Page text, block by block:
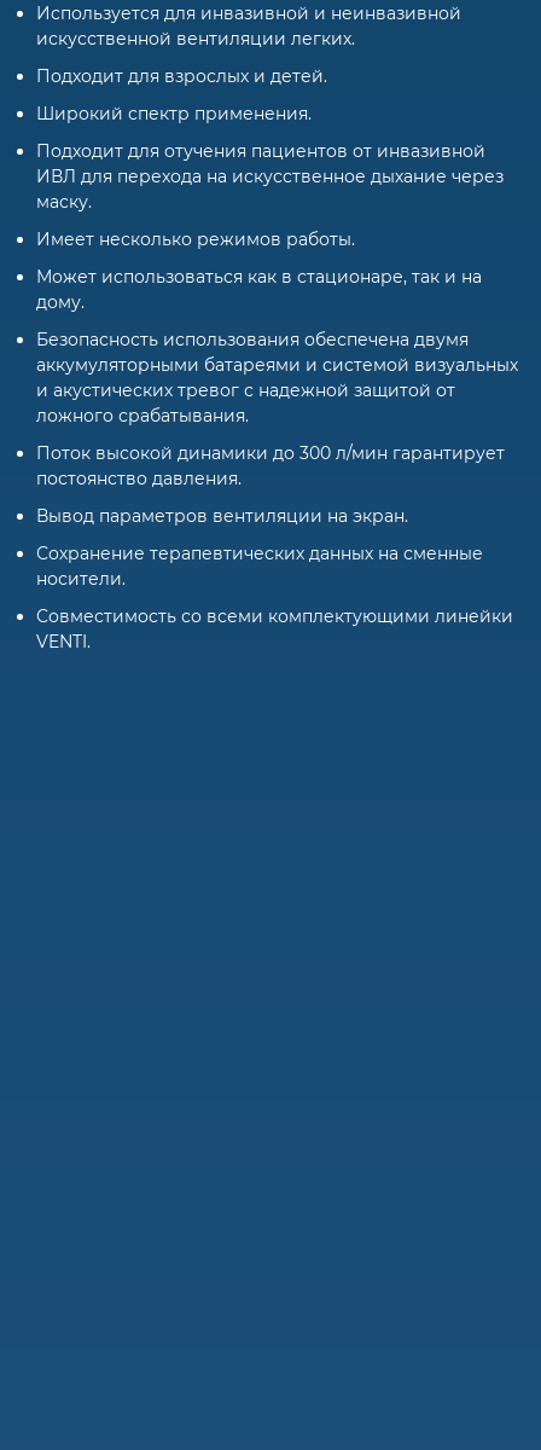
Используется для инвазивной и неинвазивной
искусственной вентиляции легких.
Подходит для взрослых и детей.
Широкий спектр применения.
Подходит для отучения пациентов от инвазивной
ИВЛ для перехода на искусственное дыхание через
маску.
Имеет несколько режимов работы.
Может использоваться как в стационаре, так и на
дому.
Безопасность использования обеспечена двумя
аккумуляторными батареями и системой визуальных
и акустических тревог с надежной защитой от
ложного срабатывания.
Поток высокой динамики до 300 л/мин гарантирует
постоянство давления.
Вывод параметров вентиляции на экран.
Сохранение терапевтических данных на сменные
носители.
Совместимость со всеми комплектующими линейки
VENTI.